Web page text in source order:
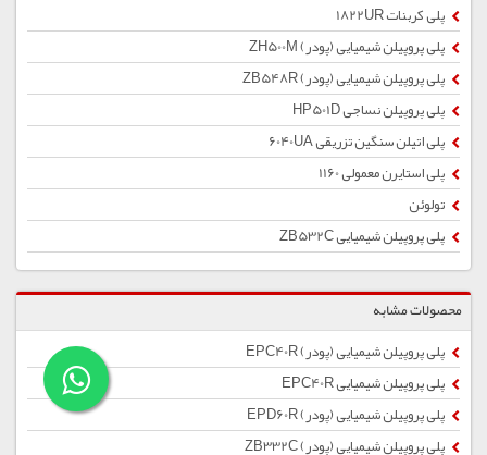
پلی کربنات 1822UR
پلی پروپیلن شیمیایی (پودر) ZH500M
پلی پروپیلن شیمیایی (پودر) ZB548R
پلی پروپیلن نساجی HP501D
پلی اتیلن سنگین تزریقی 6040UA
پلی استایرن معمولی 1160
تولوئن
پلی پروپیلن شیمیایی ZB532C
محصولات مشابه
پلی پروپیلن شیمیایی (پودر) EPC40R
پلی پروپیلن شیمیایی EPC40R
پلی پروپیلن شیمیایی (پودر) EPD60R
پلی پروپیلن شیمیایی (پودر) ZB332C